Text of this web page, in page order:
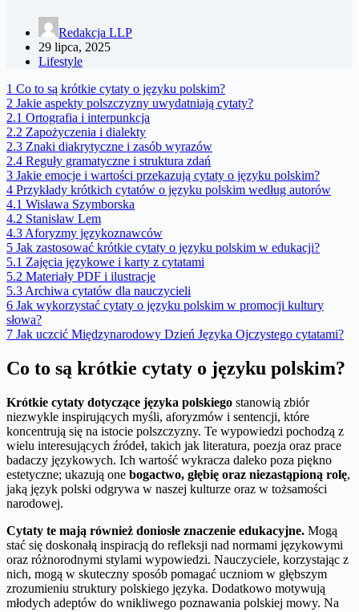
Redakcja LLP
29 lipca, 2025
Lifestyle
1 Co to są krótkie cytaty o języku polskim?
2 Jakie aspekty polszczyzny uwydatniają cytaty?
2.1 Ortografia i interpunkcja
2.2 Zapożyczenia i dialekty
2.3 Znaki diakrytyczne i zasób wyrazów
2.4 Reguły gramatyczne i struktura zdań
3 Jakie emocje i wartości przekazują cytaty o języku polskim?
4 Przykłady krótkich cytatów o języku polskim według autorów
4.1 Wisława Szymborska
4.2 Stanisław Lem
4.3 Aforyzmy językoznawców
5 Jak zastosować krótkie cytaty o języku polskim w edukacji?
5.1 Zajęcia językowe i karty z cytatami
5.2 Materiały PDF i ilustracje
5.3 Archiwa cytatów dla nauczycieli
6 Jak wykorzystać cytaty o języku polskim w promocji kultury
słowa?
7 Jak uczcić Międzynarodowy Dzień Języka Ojczystego cytatami?
Co to są krótkie cytaty o języku polskim?
Krótkie cytaty dotyczące języka polskiego stanowią zbiór
niezwykle inspirujących myśli, aforyzmów i sentencji, które
koncentrują się na istocie polszczyzny. Te wypowiedzi pochodzą z
wielu interesujących źródeł, takich jak literatura, poezja oraz prace
badaczy językowych. Ich wartość wykracza daleko poza piękno
estetyczne; ukazują one bogactwo, głębię oraz niezastąpioną rolę,
jaką język polski odgrywa w naszej kulturze oraz w tożsamości
narodowej.
Cytaty te mają również doniosłe znaczenie edukacyjne. Mogą
stać się doskonałą inspiracją do refleksji nad normami językowymi
oraz różnorodnymi stylami wypowiedzi. Nauczyciele, korzystając z
nich, mogą w skuteczny sposób pomagać uczniom w głębszym
zrozumieniu struktury polskiego języka. Dodatkowo motywują
młodych adeptów do wnikliwego poznawania polskiej mowy. Na